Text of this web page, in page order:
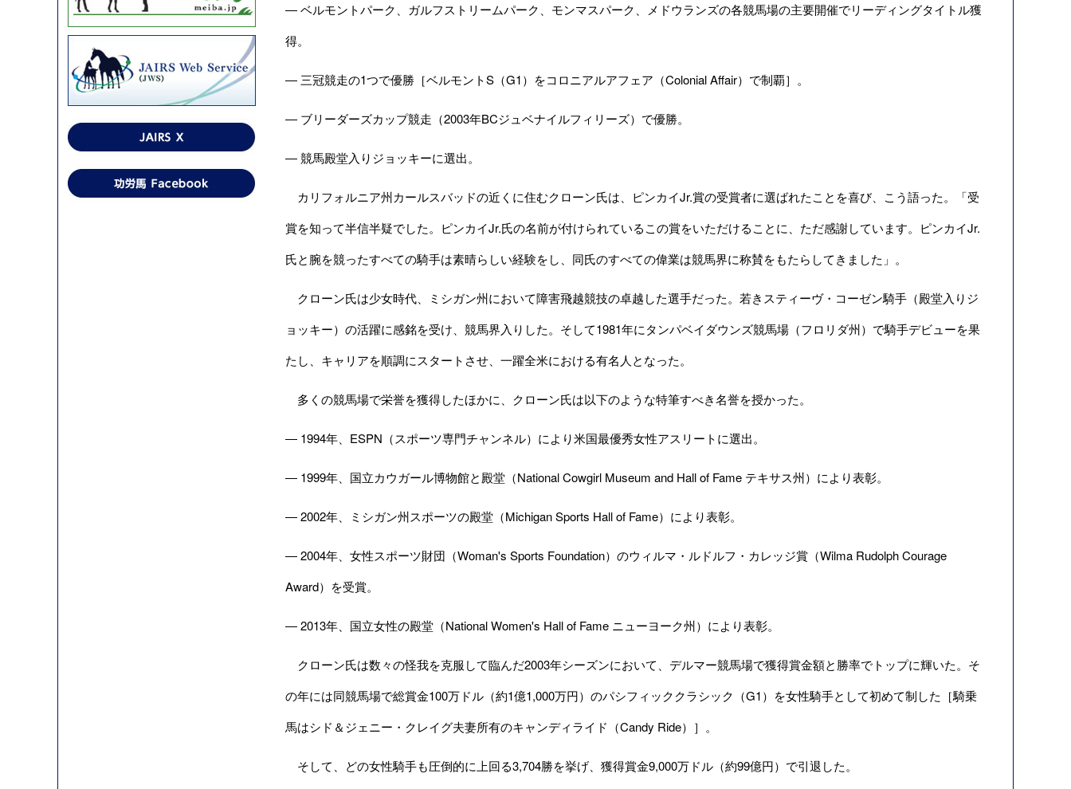
― ベルモントパーク、ガルフストリームパーク、モンマスパーク、メドウランズの各競馬場の主要開催でリーディングタイトル獲
得。
― 三冠競走の1つで優勝［ベルモントS（G1）をコロニアルアフェア（Colonial Affair）で制覇］。
― ブリーダーズカップ競走（2003年BCジュベナイルフィリーズ）で優勝。
― 競馬殿堂入りジョッキーに選出。
カリフォルニア州カールスバッドの近くに住むクローン氏は、ピンカイJr.賞の受賞者に選ばれたことを喜び、こう語った。「受
賞を知って半信半疑でした。ピンカイJr.氏の名前が付けられているこの賞をいただけることに、ただ感謝しています。ピンカイJr.
氏と腕を競ったすべての騎手は素晴らしい経験をし、同氏のすべての偉業は競馬界に称賛をもたらしてきました」。
クローン氏は少女時代、ミシガン州において障害飛越競技の卓越した選手だった。若きスティーヴ・コーゼン騎手（殿堂入りジ
ョッキー）の活躍に感銘を受け、競馬界入りした。そして1981年にタンパベイダウンズ競馬場（フロリダ州）で騎手デビューを果
たし、キャリアを順調にスタートさせ、一躍全米における有名人となった。
多くの競馬場で栄誉を獲得したほかに、クローン氏は以下のような特筆すべき名誉を授かった。
― 1994年、ESPN（スポーツ専門チャンネル）により米国最優秀女性アスリートに選出。
― 1999年、国立カウガール博物館と殿堂（National Cowgirl Museum and Hall of Fame テキサス州）により表彰。
― 2002年、ミシガン州スポーツの殿堂（Michigan Sports Hall of Fame）により表彰。
― 2004年、女性スポーツ財団（Woman's Sports Foundation）のウィルマ・ルドルフ・カレッジ賞（Wilma Rudolph Courage
Award）を受賞。
― 2013年、国立女性の殿堂（National Women's Hall of Fame ニューヨーク州）により表彰。
クローン氏は数々の怪我を克服して臨んだ2003年シーズンにおいて、デルマー競馬場で獲得賞金額と勝率でトップに輝いた。そ
の年には同競馬場で総賞金100万ドル（約1億1,000万円）のパシフィッククラシック（G1）を女性騎手として初めて制した［騎乗
馬はシド＆ジェニー・クレイグ夫妻所有のキャンディライド（Candy Ride）］。
そして、どの女性騎手も圧倒的に上回る3,704勝を挙げ、獲得賞金9,000万ドル（約99億円）で引退した。